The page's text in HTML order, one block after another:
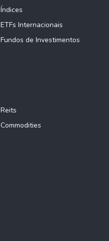
Índices
ETFs Internacionais
Fundos de Investimentos
Reits
Commodities